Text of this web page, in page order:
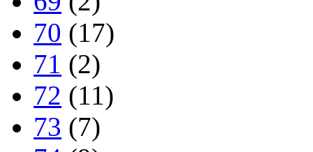
70 (17)
71 (2)
72 (11)
73 (7)